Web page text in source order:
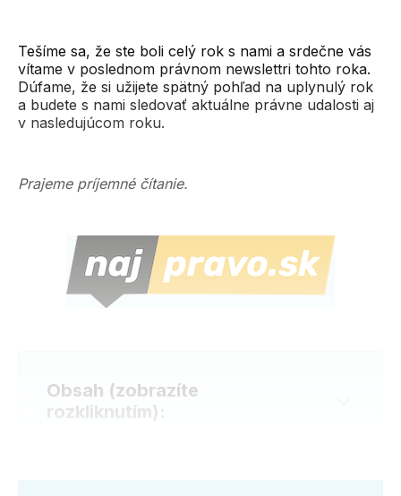
Tešíme sa, že ste boli celý rok s nami a srdečne vás
vítame v poslednom právnom newslettri tohto roka.
Dúfame, že si užijete spätný pohľad na uplynulý rok
a budete s nami sledovať aktuálne právne udalosti aj
v nasledujúcom roku.
Prajeme príjemné čítanie.
Obsah (zobrazíte
rozkliknutím):